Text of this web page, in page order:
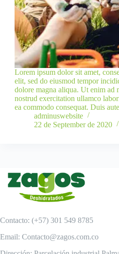
Lorem ipsum dolor sit amet,
elit, sed do eiusmod tempor
dolore magna aliqua. Ut enim ad
nostrud exercitation ullamco
ea commodo consequat. Duis
adminuswebsite
22 de September de 2020
Contacto: (+57) 301 549 8785
Email: Contacto@zagos.com.co